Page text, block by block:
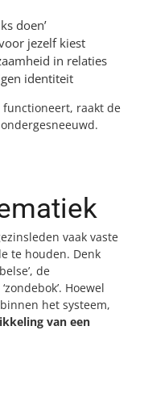
doen’
jezelf kiest
in relaties
identiteit
raakt de
vaak vaste
te houden. Denk
de
Hoewel
het systeem,
van een